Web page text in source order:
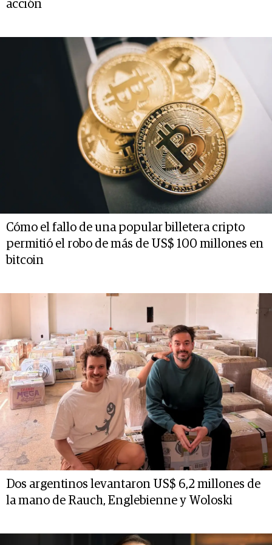
acción
Cómo el fallo de una popular billetera cripto
permitió el robo de más de US$ 100 millones en
bitcoin
Dos argentinos levantaron US$ 6,2 millones de
la mano de Rauch, Englebienne y Woloski